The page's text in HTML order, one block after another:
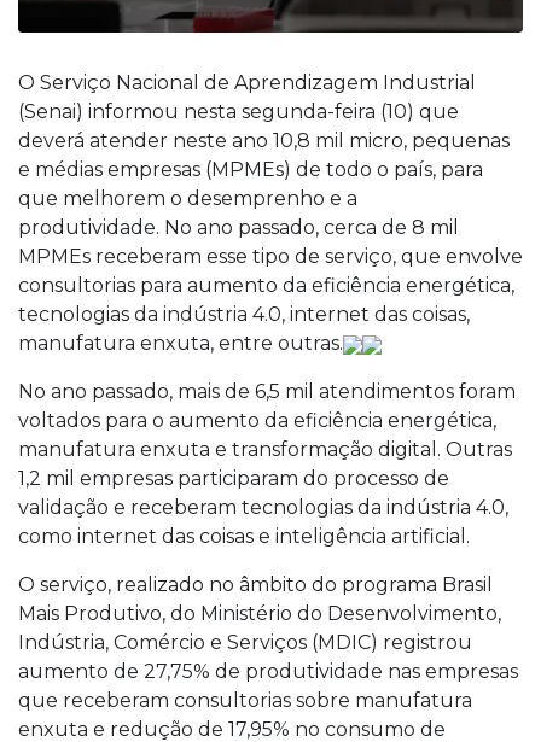
O Serviço Nacional de Aprendizagem Industrial
(Senai) informou nesta segunda-feira (10) que
deverá atender neste ano 10,8 mil micro, pequenas
e médias empresas (MPMEs) de todo o país, para
que melhorem o desemprenho e a
produtividade. No ano passado, cerca de 8 mil
MPMEs receberam esse tipo de serviço, que envolve
consultorias para aumento da eficiência energética,
tecnologias da indústria 4.0, internet das coisas,
manufatura enxuta, entre outras.
No ano passado, mais de 6,5 mil atendimentos foram
voltados para o aumento da eficiência energética,
manufatura enxuta e transformação digital. Outras
1,2 mil empresas participaram do processo de
validação e receberam tecnologias da indústria 4.0,
como internet das coisas e inteligência artificial.
O serviço, realizado no âmbito do programa Brasil
Mais Produtivo, do Ministério do Desenvolvimento,
Indústria, Comércio e Serviços (MDIC) registrou
aumento de 27,75% de produtividade nas empresas
que receberam consultorias sobre manufatura
enxuta e redução de 17,95% no consumo de